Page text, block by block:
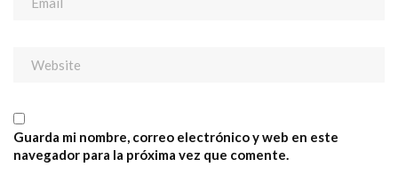
Guarda mi nombre, correo electrónico y web en este
navegador para la próxima vez que comente.